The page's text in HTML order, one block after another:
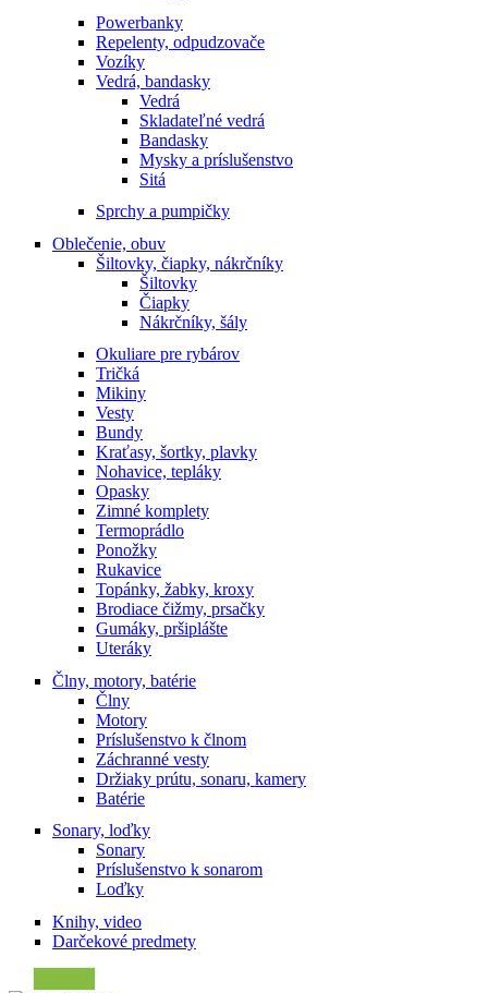
Powerbanky
Repelenty, odpudzovače
Vozíky
Vedrá, bandasky
Vedrá
Skladateľné vedrá
Bandasky
Mysky a príslušenstvo
Sitá
Sprchy a pumpičky
Oblečenie, obuv
Šiltovky, čiapky, nákrčníky
Šiltovky
Čiapky
Nákrčníky, šály
Okuliare pre rybárov
Tričká
Mikiny
Vesty
Bundy
Kraťasy, šortky, plavky
Nohavice, tepláky
Opasky
Zimné komplety
Termoprádlo
Ponožky
Rukavice
Topánky, žabky, kroxy
Brodiace čižmy, prsačky
Gumáky, pršiplášte
Uteráky
Člny, motory, batérie
Člny
Motory
Príslušenstvo k člnom
Záchranné vesty
Držiaky prútu, sonaru, kamery
Batérie
Sonary, loďky
Sonary
Príslušenstvo k sonarom
Loďky
Knihy, video
Darčekové predmety